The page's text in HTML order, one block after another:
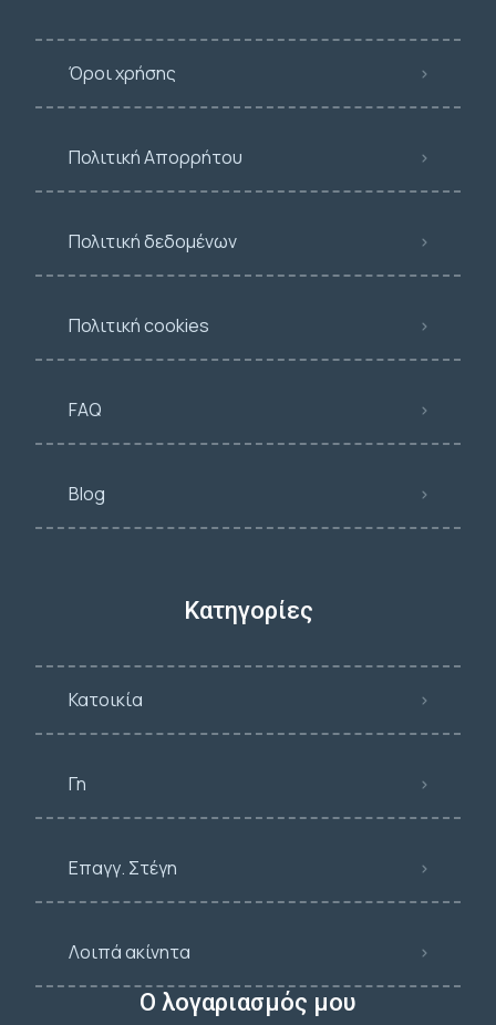
Όροι χρήσης
Πολιτική Απορρήτου
Πολιτική δεδομένων
Πολιτική cookies
FAQ
Blog
Κατηγορίες
Κατοικία
Γη
Επαγγ. Στέγη
Λοιπά ακίνητα
Ο λογαριασμός μου